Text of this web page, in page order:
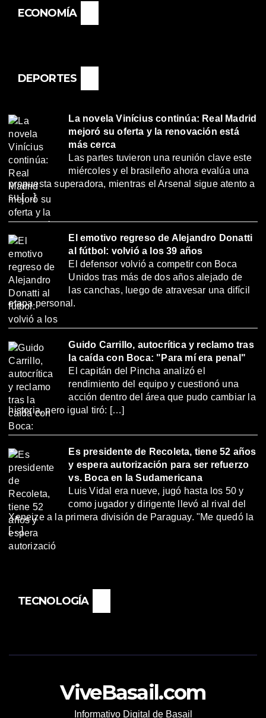
ECONOMÍA
DEPORTES
La novela Vinícius continúa: Real Madrid
mejoró su oferta y la renovación está
más cerca
Las partes tuvieron una reunión clave este
miércoles y el brasileño ahora evalúa una
propuesta superadora, mientras el Arsenal sigue atento a
su […]
El emotivo regreso de Alejandro Donatti
al fútbol: volvió a los 39 años
El defensor volvió a competir con Boca
Unidos tras más de dos años alejado de
las canchas, luego de atravesar una difícil
etapa personal.
Guido Carrillo, autocrítica y reclamo tras
la caída con Boca: "Para mí era penal"
El capitán del Pincha analizó el
rendimiento del equipo y cuestionó una
acción dentro del área que pudo cambiar la
historia, pero igual tiró: […]
Es presidente de Recoleta, tiene 52 años
y espera autorización para ser refuerzo
vs. Boca en la Sudamericana
Luis Vidal era nueve, jugó hasta los 50 y
como jugador y dirigente llevó al rival del
Xeneize a la primera división de Paraguay. "Me quedó la
[…]
TECNOLOGÍA
ViveBasail.com
Informativo Digital de Basail